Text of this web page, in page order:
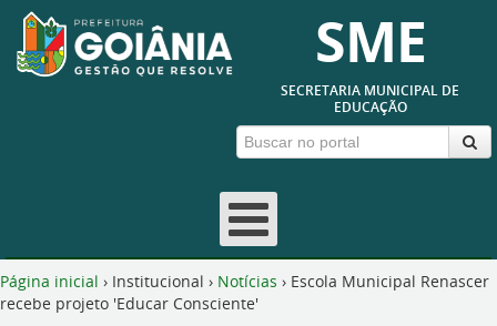
SME
SECRETARIA MUNICIPAL DE
EDUCAÇÃO
Página inicial › Institucional › Notícias › Escola Municipal Renascer
recebe projeto 'Educar Consciente'